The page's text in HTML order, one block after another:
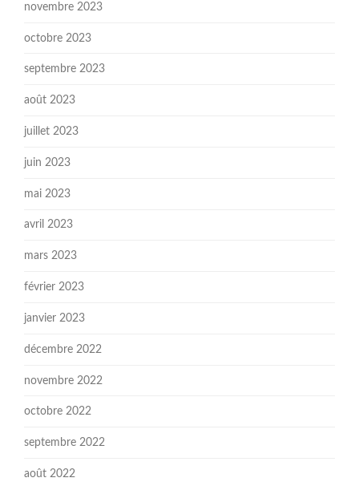
novembre 2023
octobre 2023
septembre 2023
août 2023
juillet 2023
juin 2023
mai 2023
avril 2023
mars 2023
février 2023
janvier 2023
décembre 2022
novembre 2022
octobre 2022
septembre 2022
août 2022